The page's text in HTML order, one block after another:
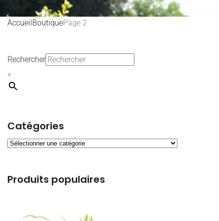
AccueilBoutiquePage 2
Rechercher
×
Catégories
Produits populaires